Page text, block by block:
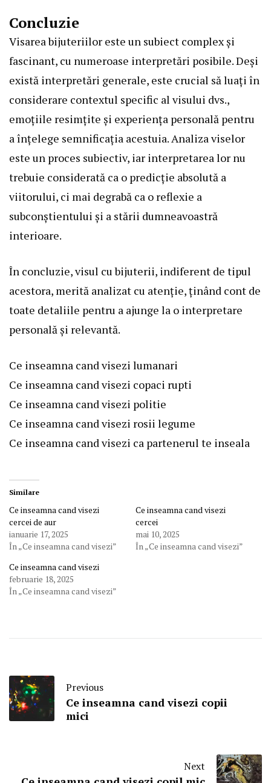
Concluzie
Visarea bijuteriilor este un subiect complex și
fascinant, cu numeroase interpretări posibile. Deși
există interpretări generale, este crucial să luați în
considerare contextul specific al visului dvs.,
emoțiile resimțite și experiența personală pentru
a înțelege semnificația acestuia. Analiza viselor
este un proces subiectiv, iar interpretarea lor nu
trebuie considerată ca o predicție absolută a
viitorului, ci mai degrabă ca o reflexie a
subconștientului și a stării dumneavoastră
interioare.
În concluzie, visul cu bijuterii, indiferent de tipul
acestora, merită analizat cu atenție, ținând cont de
toate detaliile pentru a ajunge la o interpretare
personală și relevantă.
Ce inseamna cand visezi lumanari
Ce inseamna cand visezi copaci rupti
Ce inseamna cand visezi politie
Ce inseamna cand visezi rosii legume
Ce inseamna cand visezi ca partenerul te inseala
Similare
Ce inseamna cand visezi
cercei de aur
ianuarie 17, 2025
În „Ce inseamna cand visezi”
Ce inseamna cand visezi
cercei
mai 10, 2025
În „Ce inseamna cand visezi”
Ce inseamna cand visezi
februarie 18, 2025
În „Ce inseamna cand visezi”
Previous
Ce inseamna cand visezi copii
mici
Next